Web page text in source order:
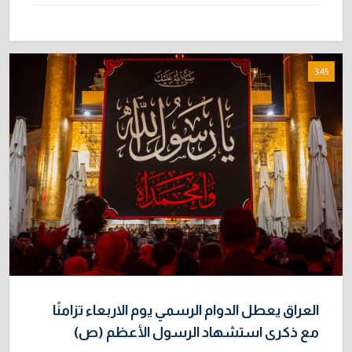
3:45
العراق يعطل الدوام الرسمي يوم الاربعاء تزامنًا
مع ذكرى استشهاد الرسول الأعظم (ص)